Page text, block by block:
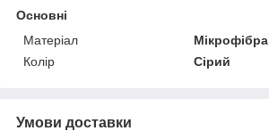
Основні
Матеріал
Мікрофібра
Колір
Сірий
Умови доставки